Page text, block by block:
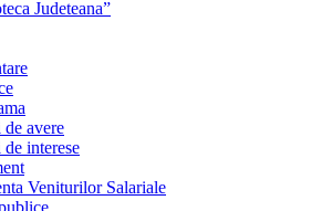
Judeteana”
avere
interese
Veniturilor Salariale